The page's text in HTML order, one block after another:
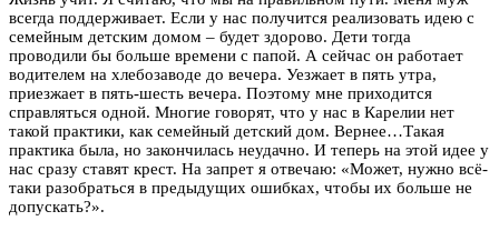
всегда поддерживает. Если у нас получится реализовать идею с
семейным детским домом – будет здорово. Дети тогда
проводили бы больше времени с папой. А сейчас он работает
водителем на хлебозаводе до вечера. Уезжает в пять утра,
приезжает в пять-шесть вечера. Поэтому мне приходится
справляться одной. Многие говорят, что у нас в Карелии нет
такой практики, как семейный детский дом. Вернее…Такая
практика была, но закончилась неудачно. И теперь на этой идее у
нас сразу ставят крест. На запрет я отвечаю: «Может, нужно всё-
таки разобраться в предыдущих ошибках, чтобы их больше не
допускать?».